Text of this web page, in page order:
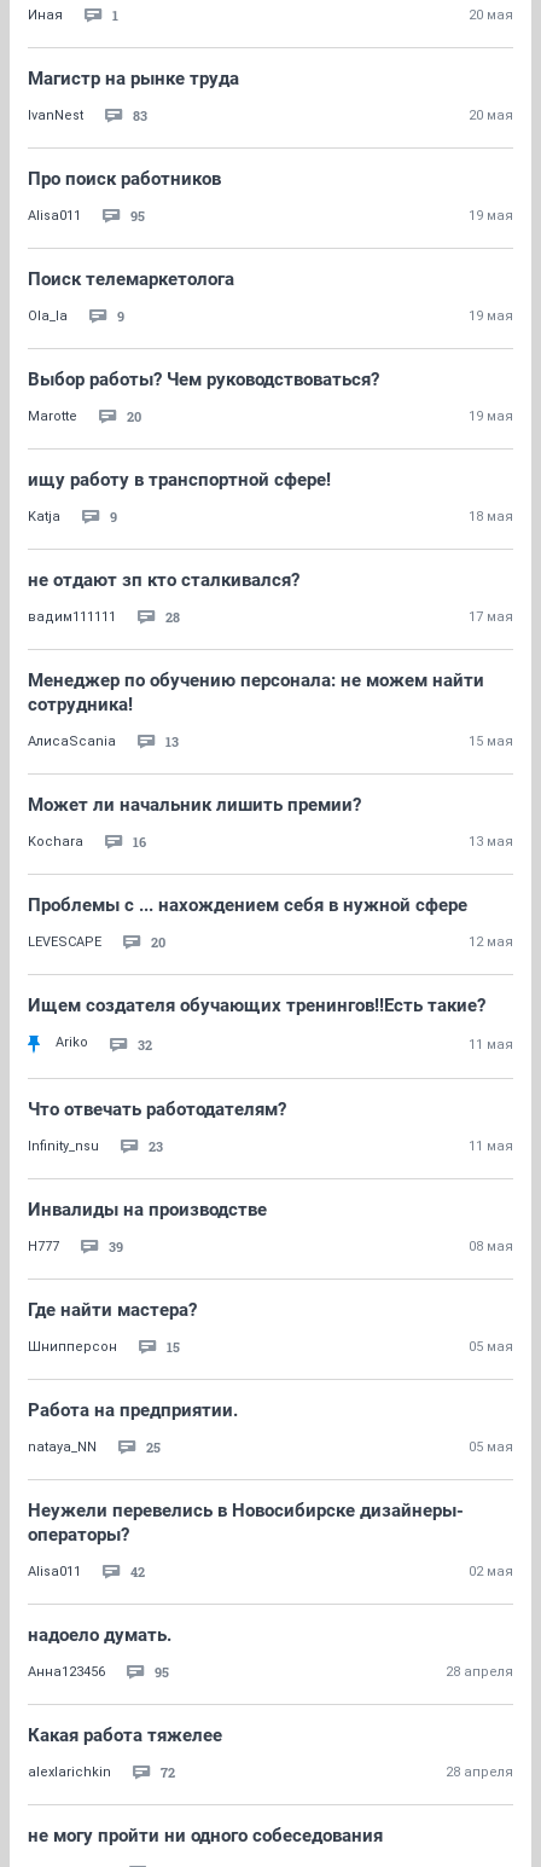
Иная 1 20 мая
Магистр на рынке труда
IvanNest 83 20 мая
Про поиск работников
Alisa011 95 19 мая
Поиск телемаркетолога
Ola_la 9 19 мая
Выбор работы? Чем руководствоваться?
Marotte 20 19 мая
ищу работу в транспортной сфере!
Katja 9 18 мая
не отдают зп кто сталкивался?
вадим111111 28 17 мая
Менеджер по обучению персонала: не можем найти
сотрудника!
АлисаScania 13 15 мая
Может ли начальник лишить премии?
Kochara 16 13 мая
Проблемы с ... нахождением себя в нужной сфере
LEVESCAPE 20 12 мая
Ищем создателя обучающих тренингов!!Есть такие?
Ariko 32 11 мая
Что отвечать работодателям?
Infinity_nsu 23 11 мая
Инвалиды на производстве
H777 39 08 мая
Где найти мастера?
Шнипперсон 15 05 мая
Работа на предприятии.
nataya_NN 25 05 мая
Неужели перевелись в Новосибирске дизайнеры-
операторы?
Alisa011 42 02 мая
надоело думать.
Анна123456 95 28 апреля
Какая работа тяжелее
alexlarichkin 72 28 апреля
не могу пройти ни одного собеседования